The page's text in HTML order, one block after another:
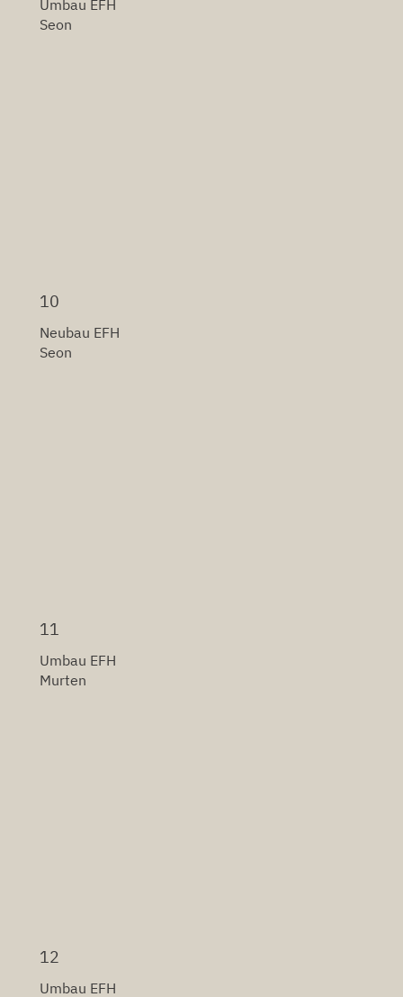
Umbau EFH
Seon
10
Neubau EFH
Seon
11
Umbau EFH
Murten
12
Umbau EFH